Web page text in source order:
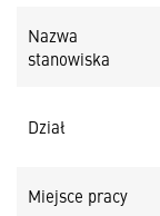
Nazwa
stanowiska
Dział
Miejsce pracy